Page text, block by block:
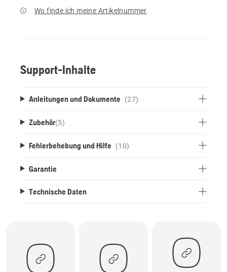
Wo finde ich meine Artikelnummer
Support-Inhalte
Anleitungen und Dokumente (27)
Zubehör(5)
Fehlerbehebung und Hilfe (10)
Garantie
Technische Daten